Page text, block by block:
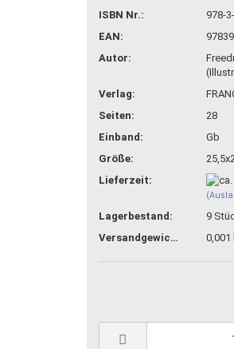
Passwort vergessen?
ISBN Nr.:
978-
EAN:
Autor:
Verlag:
Seiten:
28
Einband:
Gb
Größe:
Lieferzeit:
Lagerbestand: 9
Versandgewicht:
0,001